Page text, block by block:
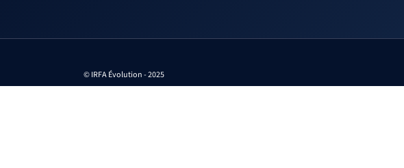
© IRFA Évolution - 2025